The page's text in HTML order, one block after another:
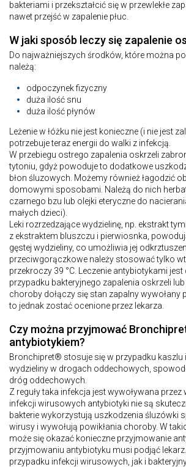
bakteriami i przekształcić się w przewlekłe
nawet przejść w zapalenie płuc.
W jaki sposób leczy się zapalenie
Do najważniejszych środków, które można
należą:
odpoczynek fizyczny
duża ilość snu
duża ilość płynów
Leżenie w łóżku nie jest konieczne (i nie jest
potrzebuje teraz energii do walki z infekcją.
W przebiegu ostrego zapalenia oskrzeli
tytoniu, gdyż powoduje to dodatkowe
błon śluzowych. Możemy również łagodzić
domowymi sposobami. Należą do nich
czarnego bzu lub olejki eteryczne do
małych dzieci).
Leki rozrzedzające wydzielinę, np. ekstrakt
z ekstraktem bluszczu i pierwiosnka,
gęstej wydzieliny, co umożliwia jej
przeciwgorączkowe należy stosować tylko
przekroczy 39 °C. Leczenie antybiotykami jest
przypadku bakteryjnego zapalenia oskrzeli lub
choroby dołączy się stan zapalny wywołany
to jednak zostać ocenione przez lekarza.
Czy można przyjmować
antybiotykiem?
Bronchipret® stosuje się w przypadku kaszlu
wydzieliny w drogach oddechowych,
dróg oddechowych.
Z reguły taka infekcja jest wywoływana przez
infekcji wirusowych antybiotyki nie są
bakterie wykorzystują uszkodzenia śluzówki
wirusy i wywołują powikłania choroby. W
może się okazać konieczne przyjmowanie
przyjmowaniu antybiotyku musi podjąć
przypadku infekcji wirusowych, jak i